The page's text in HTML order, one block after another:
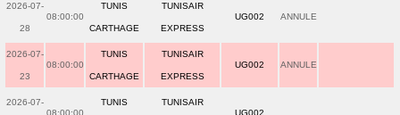
2026-07-
28
08:00:00
TUNIS
CARTHAGE
TUNISAIR
EXPRESS
UG002 ANNULE
2026-07-
23
08:00:00
TUNIS
CARTHAGE
TUNISAIR
EXPRESS
UG002 ANNULE
2026-07-
08:00:00
TUNIS TUNISAIR
UG002